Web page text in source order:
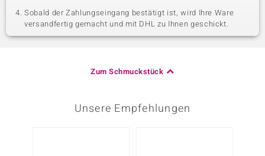
Sobald der Zahlungseingang bestätigt ist, wird Ihre Ware
versandfertig gemacht und mit DHL zu Ihnen geschickt.
Zum Schmuckstück
Unsere Empfehlungen